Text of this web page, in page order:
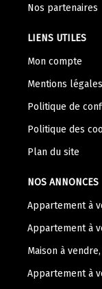
Nos partenaires
LIENS UTILES
Mon compte
Mentions légales
Politique de
Politique des
Plan du site
NOS ANNONCES
Appartement à
Appartement à
Maison à
Appartement à